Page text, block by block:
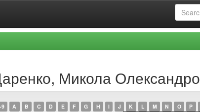
Микола
9 A B C D E F G H I J K L M N O P